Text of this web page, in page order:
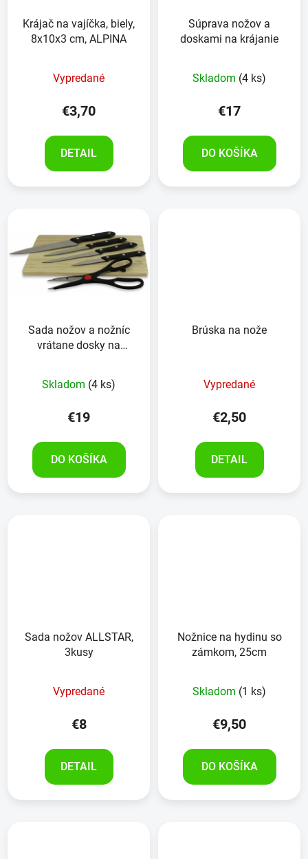
Krájač na vajíčka, biely,
8x10x3 cm, ALPINA
Vypredané
€3,70
DETAIL
Súprava nožov a
doskami na krájanie
Skladom (4 ks)
€17
DO KOŠÍKA
Sada nožov a nožníc
vrátane dosky na
Skladom (4 ks)
€19
DO KOŠÍKA
Brúska na nože
Vypredané
€2,50
DETAIL
Sada nožov ALLSTAR,
3kusy
Vypredané
€8
DETAIL
Nožnice na hydinu so
zámkom, 25cm
Skladom (1 ks)
€9,50
DO KOŠÍKA